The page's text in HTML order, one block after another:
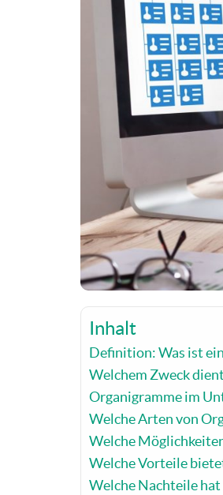
Inhalt
Definition: Was ist
Welchem Zweck
Organigramme im
Welche Arten von
Welche
Welche Vorteile
Welche Nachteile